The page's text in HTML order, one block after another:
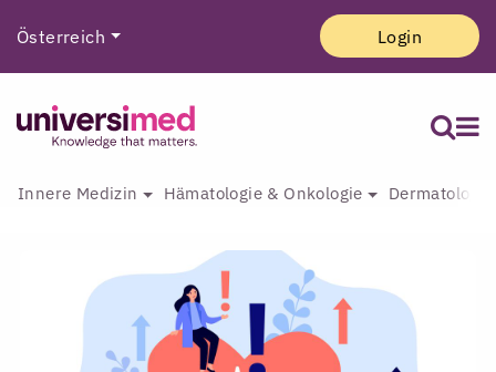
Österreich Login
Innere Medizin Hämatologie & Onkologie